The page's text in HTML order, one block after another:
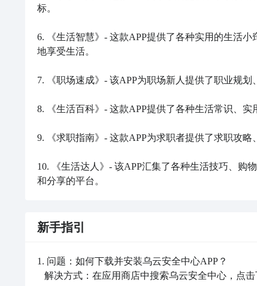
标。
6. 《生活智慧》- 这款APP提供了各种实用的生活
地享受生活。
7. 《职场速成》- 该APP为职场新人提供了职业规
8. 《生活百科》- 这款APP提供了各种生活常识、
9. 《求职指南》- 这款APP为求职者提供了求职攻
10. 《生活达人》- 该APP汇集了各种生活技巧、购
和分享的平台。
新手指引
1. 问题：如何下载并安装乌云安全中心APP？